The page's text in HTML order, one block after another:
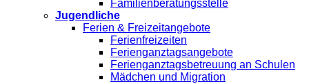
Familienberatungsstelle
Jugendliche
Ferien & Freizeitangebote
Ferienfreizeiten
Ferienganztagsangebote
Ferienganztagsbetreuung an Schulen
Mädchen und Migration